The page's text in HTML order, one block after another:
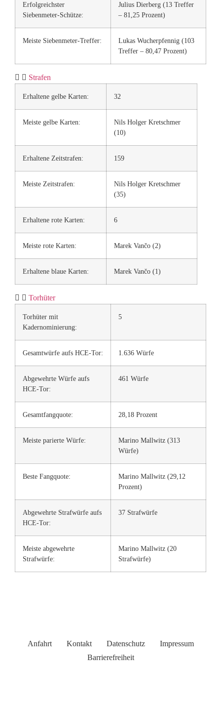
Erfolgreichster
Siebenmeter-Schütze:
Julius Dierberg (13 Treffer
– 81,25 Prozent)
Meiste Siebenmeter-Treffer:
Lukas Wucherpfennig (103
Treffer – 80,47 Prozent)
Strafen
Erhaltene gelbe Karten: 32
Meiste gelbe Karten:
Nils Holger Kretschmer
(10)
Erhaltene Zeitstrafen: 159
Meiste Zeitstrafen:
Nils Holger Kretschmer
(35)
Erhaltene rote Karten: 6
Meiste rote Karten: Marek Vančo (2)
Erhaltene blaue Karten: Marek Vančo (1)
Torhüter
Torhüter mit
Kadernominierung:
5
Gesamtwürfe aufs HCE-Tor: 1.636 Würfe
Abgewehrte Würfe aufs
HCE-Tor:
461 Würfe
Gesamtfangquote: 28,18 Prozent
Meiste parierte Würfe:
Marino Mallwitz (313
Würfe)
Beste Fangquote:
Marino Mallwitz (29,12
Prozent)
Abgewehrte Strafwürfe aufs
HCE-Tor:
37 Strafwürfe
Meiste abgewehrte
Strafwürfe:
Marino Mallwitz (20
Strafwürfe)
Anfahrt Kontakt Datenschutz
Impressum
Barrierefreiheit